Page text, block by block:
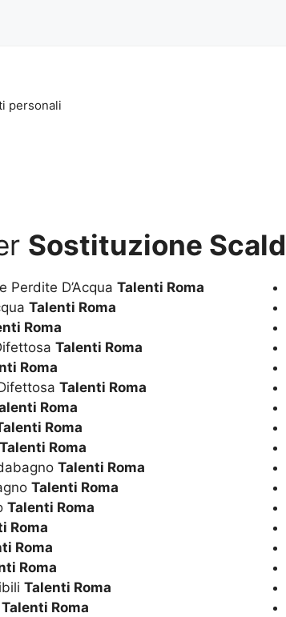
personali
Sostituzione
Perdite D’Acqua Talenti Roma
Talenti Roma
Roma
Talenti Roma
Roma
Talenti Roma
Roma
Roma
Talenti Roma
Talenti Roma
Talenti Roma
Talenti Roma
Roma
Roma
Roma
Talenti Roma
Talenti Roma